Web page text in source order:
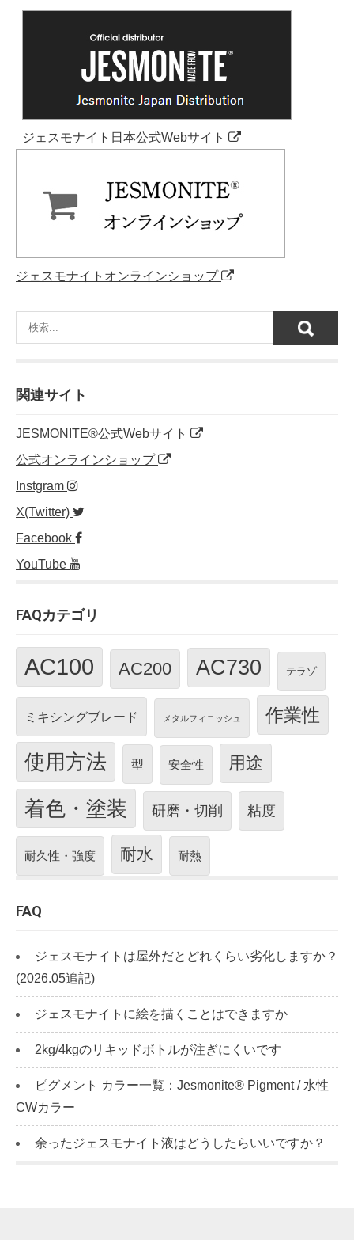
ジェスモナイト日本公式Webサイト
ジェスモナイトオンラインショップ
関連サイト
JESMONITE®公式Webサイト
公式オンラインショップ
Instgram
X(Twitter)
Facebook
YouTube
FAQカテゴリ
AC100 AC200 AC730 テラゾ
ミキシングブレード メタルフィニッシュ 作業性
使用方法 型 安全性 用途
着色・塗装 研磨・切削 粘度
耐久性・強度 耐水 耐熱
FAQ
ジェスモナイトは屋外だとどれくらい劣化しますか？
(2026.05追記)
ジェスモナイトに絵を描くことはできますか
2kg/4kgのリキッドボトルが注ぎにくいです
ピグメント カラー一覧：Jesmonite® Pigment / 水性
CWカラー
余ったジェスモナイト液はどうしたらいいですか？